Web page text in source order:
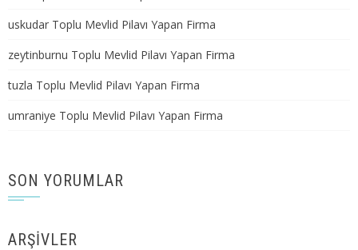
uskudar Toplu Mevlid Pilavı Yapan Firma
zeytinburnu Toplu Mevlid Pilavı Yapan Firma
tuzla Toplu Mevlid Pilavı Yapan Firma
umraniye Toplu Mevlid Pilavı Yapan Firma
SON YORUMLAR
ARŞIVLER